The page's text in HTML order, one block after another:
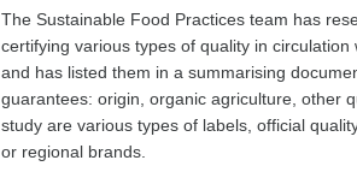
The Sustainable Food Practices team has
certifying various types of quality in circulation
and has listed them in a summarising
guarantees: origin, organic agriculture, other
study are various types of labels, official
or regional brands.